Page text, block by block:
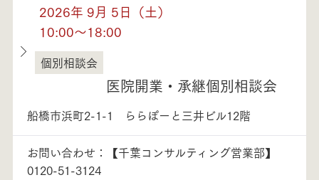
2026年 9月 5日（土）
10:00～18:00
千葉県
個別相談会
医院開業・承継個別相談会
船橋市浜町2-1-1 ららぽーと三井ビル12階
お問い合わせ：【千葉コンサルティング営業部】
0120-51-3124